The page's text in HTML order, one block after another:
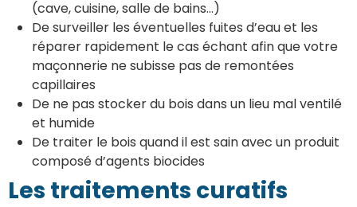
(cave, cuisine, salle de bains…)
De surveiller les éventuelles fuites d’eau et les
réparer rapidement le cas échant afin que votre
maçonnerie ne subisse pas de remontées
capillaires
De ne pas stocker du bois dans un lieu mal ventilé
et humide
De traiter le bois quand il est sain avec un produit
composé d’agents biocides
Les traitements curatifs